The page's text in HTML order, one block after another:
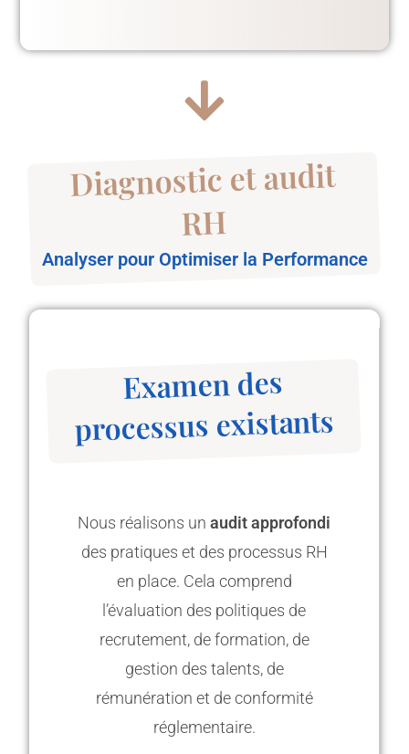
Diagnostic et audit
RH
Analyser pour Optimiser la Performance
Examen des
processus existants
Nous réalisons un audit approfondi
des pratiques et des processus RH
en place. Cela comprend
l’évaluation des politiques de
recrutement, de formation, de
gestion des talents, de
rémunération et de conformité
réglementaire.